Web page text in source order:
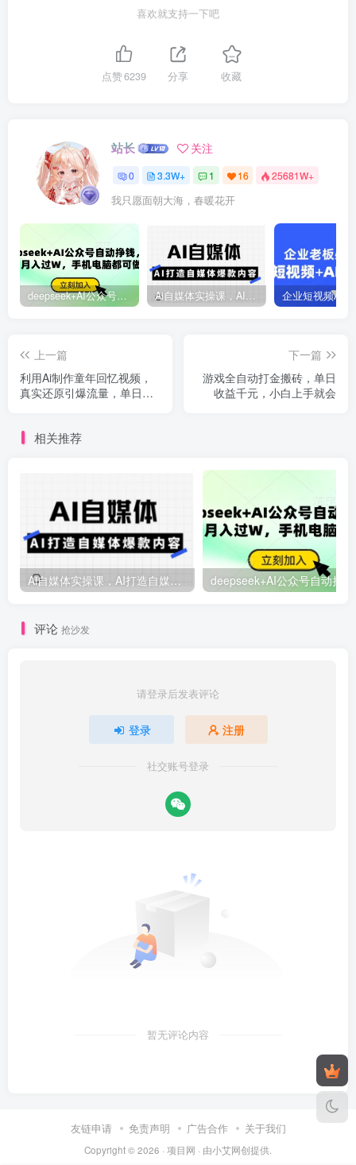
喜欢就支持一下吧
点赞6239 分享 收藏
站长 关注
0 3.3W+ 1 16 25681W+
我只愿面朝大海，春暖花开
deepseek+AI公众号自动挣钱，轻松月入过W，手机电脑都可做 Ai自媒体实操课，AI打造自媒体爆款内容
上一篇
利用Ai制作童年回忆视频，
真实还原引爆流量，单日变
下一篇
游戏全自动打金搬砖，单日
收益千元，小白上手就会
相关推荐
Ai自媒体实操课，AI打造自媒体爆款内容
评论 抢沙发
请登录后发表评论
登录 注册
社交账号登录
暂无评论内容
友链申请 免责声明 广告合作 关于我们
Copyright © 2026 · 项目网 · 由小艾网创提供.